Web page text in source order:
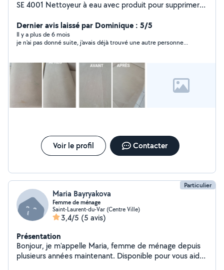
SE 4001 Nettoyeur à eau avec produit pour supprimer
d'ameublement et voiture et même le sol avec plusieurs
accessoires fournis avec. Il élimine les tâches en même
temps qu'il aspire La fonction aspirante laisse les
nettoyage est OFFERTE A BIENTÔT
Dernier avis laissé par Dominique : 5/5
Il y a plus de 6 mois
je n'ai pas donné suite, j'avais déjà trouvé une autre personne...
Voir le profil Contacter
Particulier
Maria Bayryakova
Femme de ménage
Saint-Laurent-du-Var (Centre Ville)
3,4/5 (5 avis)
Présentation
Bonjour, je m'appelle Maria, femme de ménage depuis
plusieurs années maintenant. Disponible pour vous aider